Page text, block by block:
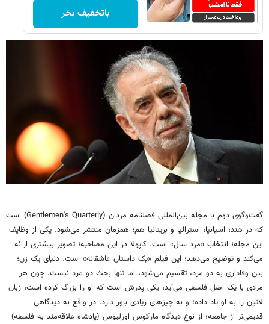
باتخفیف بخر
گفت‌وگوی دوم با مجله بین‌المللی فصلنامه مردان (Gentlemen's Quarterly) است
که در هند، اسپانیا، استرالیا و بریتانیا هم؛ همزمان منتشر می‌شود. یکی از وظایف
این مجله؛ انتخاب «مرد سال» است. کاپولا در این مصاحبه؛ تصویر بیشتری ارائه
می‌کند و توضیح می‌دهد؛ این فیلم «یک داستان عاشقانه» است. دنیای یک زن؛
بین وفاداری به دو مرد، تقسیم می‌شود، اما تنها بحث دو مرد نیست. چون هر
مردی با یک اصل فلسفی می‌آید، یکی پدرش است که او را بزرگ کرده است، زبان
لاتین را به او یاد داده؛ و به چیزهای زیادی باور دارد. در واقع به دیدگاهی
قدیمی‌تر از جامعه؛ از نوع دیدگاه مارکوس اورلیوس (پادشاه علاقه‌مند به فلسفه)